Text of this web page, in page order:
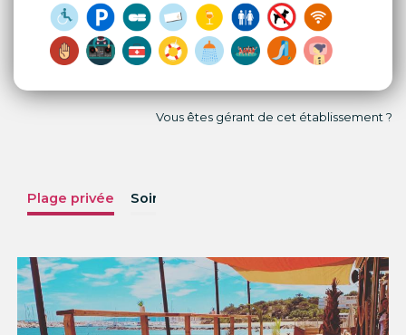
Vous êtes gérant de cet établissement ?
Plage privée Soirées